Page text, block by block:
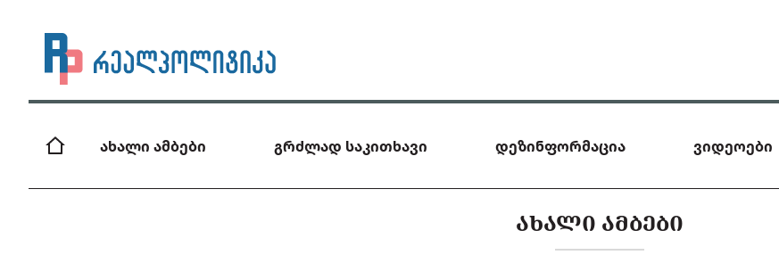
ახალი ამბები გრძლად საკითხავი დეზინფორმაცია ვიდეოები
ᲐᲮᲐᲚᲘ ᲐᲛᲑᲔᲑᲘ